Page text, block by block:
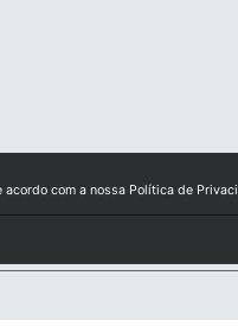
com a nossa Política de